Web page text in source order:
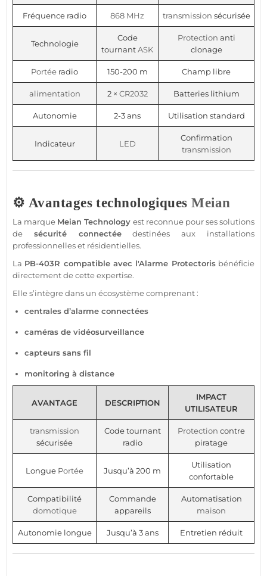
Fréquence radio 868 MHz transmission sécurisée
Technologie
Code
tournantASK
Protection anti
clonage
Portée radio 150-200 m Champ libre
alimentation 2 × CR2032 Batteries lithium
Autonomie 2-3 ans Utilisation standard
Indicateur LED
Confirmation
transmission
⚙️ Avantages technologiquesMeian
La marque Meian Technology est reconnue pour ses solutions
de sécurité connectéedestinées aux installations
professionnelles et résidentielles.
La PB-403R compatibleavec l'Alarme Protectorisbénéficie
directement de cette expertise.
Elle s’intègre dans un écosystème comprenant :
centrales d’alarme connectées
caméras de vidéosurveillance
capteurs sans fil
monitoring à distance
AVANTAGE DESCRIPTION
IMPACT
UTILISATEUR
transmission
sécurisée
Code tournant
radio
Protection contre
piratage
Longue Portée Jusqu’à 200 m
Utilisation
confortable
Compatibilité
domotique
Commande
appareils
Automatisation
maison
Autonomie longue Jusqu’à 3 ans Entretien réduit